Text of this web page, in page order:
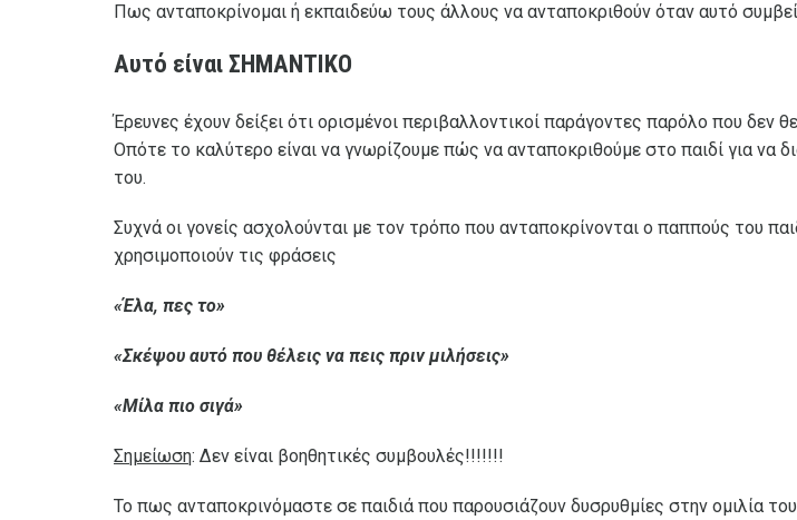
Πως ανταποκρίνομαι ή εκπαιδεύω τους άλλους να ανταποκριθούν όταν αυτό
Αυτό είναι ΣΗΜΑΝΤΙΚΟ
Έρευνες έχουν δείξει ότι ορισμένοι περιβαλλοντικοί παράγοντες παρόλο που δεν
Οπότε το καλύτερο είναι να γνωρίζουμε πώς να ανταποκριθούμε στο παιδί για να
του.
Συχνά οι γονείς ασχολούνται με τον τρόπο που ανταποκρίνονται ο παππούς του
χρησιμοποιούν τις φράσεις
«Έλα, πες το»
«Σκέψου αυτό που θέλεις να πεις πριν μιλήσεις»
«Μίλα πιο σιγά»
Σημείωση: Δεν είναι βοηθητικές συμβουλές!!!!!!!
Το πως ανταποκρινόμαστε σε παιδιά που παρουσιάζουν δυσρυθμίες στην ομιλία